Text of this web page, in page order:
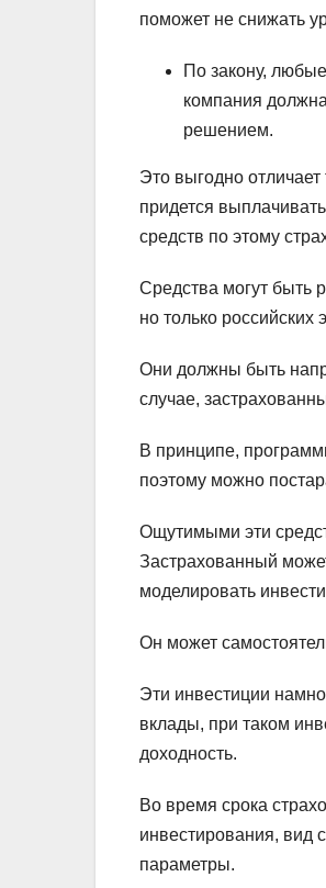
поможет не снижать
По закону,
компания
решением.
Это выгодно отличает
придется
средств по этому
Средства могут быть
но только
Они должны быть
случае,
В принципе,
поэтому можно
Ощутимыми эти
Застрахованный
моделировать
Он может
Эти инвестиции
вклады, при таком
доходность.
Во время срока
инвестирования, вид
параметры.